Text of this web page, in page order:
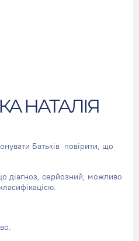
НАТАЛІЯ
Батьків повірити, що
діагноз, серйозний, можливо